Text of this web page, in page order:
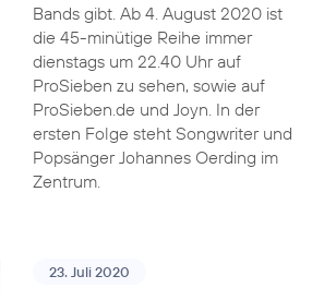
Bands gibt. Ab 4. August 2020 ist
die 45-minütige Reihe immer
dienstags um 22.40 Uhr auf
ProSieben zu sehen, sowie auf
ProSieben.de und Joyn. In der
ersten Folge steht Songwriter und
Popsänger Johannes Oerding im
Zentrum.
23. Juli 2020